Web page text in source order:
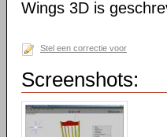
Wings 3D is
Stel een correctie voor
Screenshots: